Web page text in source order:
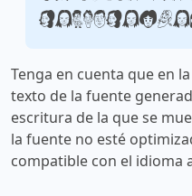
Tenga en cuenta que en
texto de la fuente
escritura de la que se
la fuente no esté
compatible con el idioma